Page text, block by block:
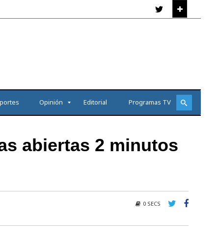
Opinión Editorial Programas TV
abiertas 2 minutos
0 SECS